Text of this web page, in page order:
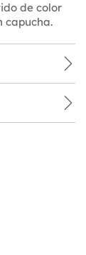
de color
capucha.